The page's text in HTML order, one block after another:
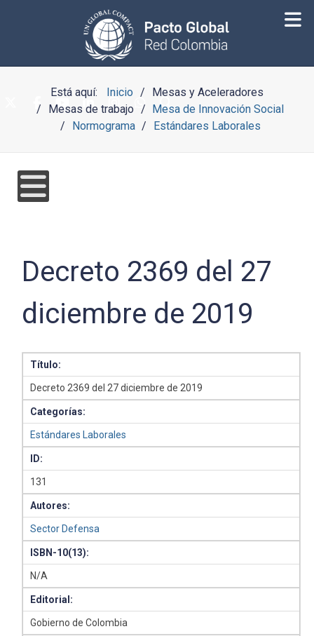
Está aquí: Inicio
Mesas y Aceleradores
Mesas de trabajo
Mesa de Innovación Social
Normograma
Estándares Laborales
Decreto 2369 del 27
diciembre de 2019
Título:
Decreto 2369 del 27 diciembre de 2019
Categorías:
Estándares Laborales
ID:
131
Autores:
Sector Defensa
ISBN-10(13):
N/A
Editorial:
Gobierno de Colombia